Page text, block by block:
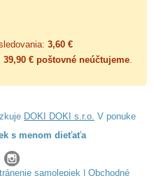
3,60 €
39,90 € poštovné neúčtujeme.
DOKI DOKI s.r.o. V ponuke
s menom dieťaťa
samolepiek| Obchodné